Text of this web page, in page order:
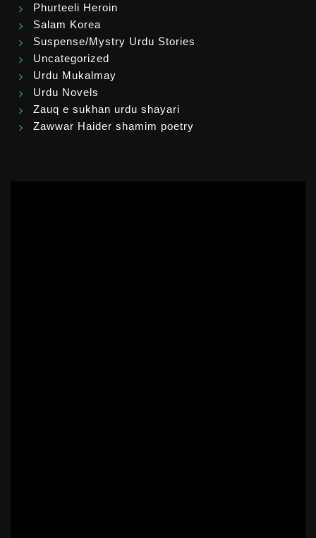
Phurteeli Heroin
Salam Korea
Suspense/Mystry Urdu Stories
Uncategorized
Urdu Mukalmay
Urdu Novels
Zauq e sukhan urdu shayari
Zawwar Haider shamim poetry